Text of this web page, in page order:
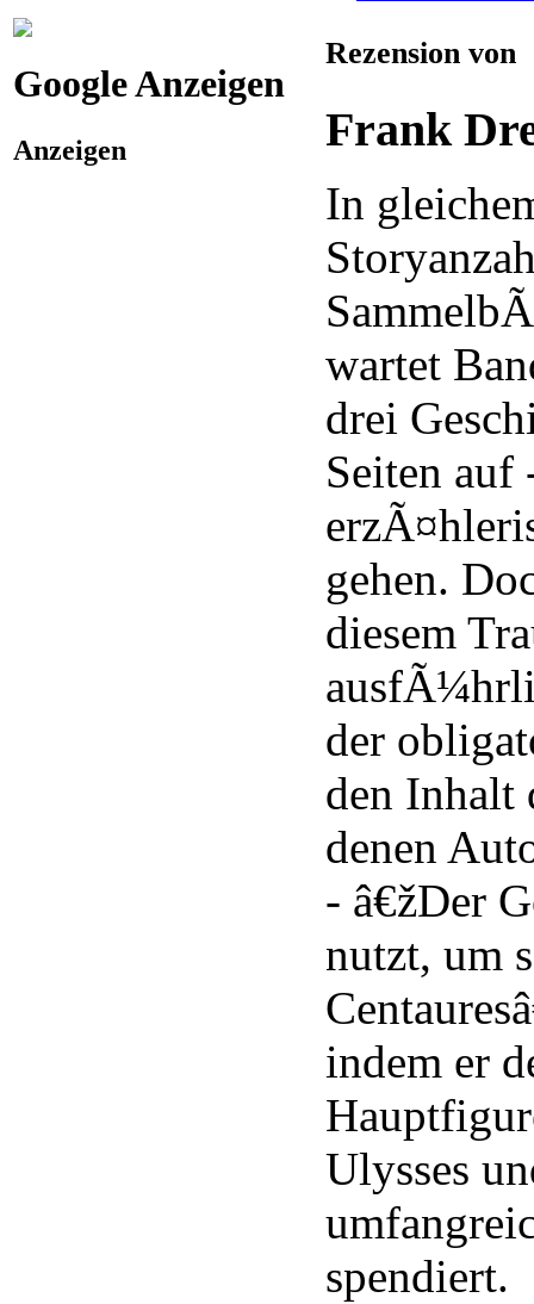
Google Anzeigen
Anzeigen
Rezension von
Frank
In
wartet
drei
Seiten auf
gehen.
diesem
der
den Inhalt
denen
- â€žDer
nutzt, um
indem er
Ulysses
spendiert.